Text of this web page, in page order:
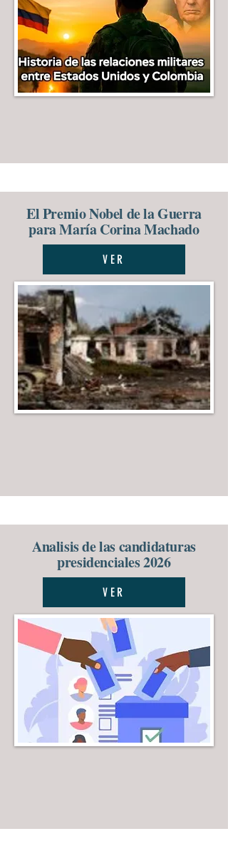
El Premio Nobel de la Guerra
para María Corina Machado
VER
Analisis de las candidaturas
presidenciales 2026
VER